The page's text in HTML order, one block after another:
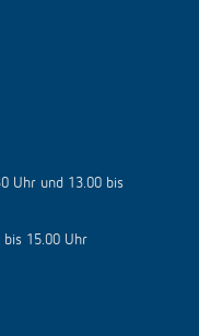
Uhr und 13.00 bis
bis 15.00 Uhr